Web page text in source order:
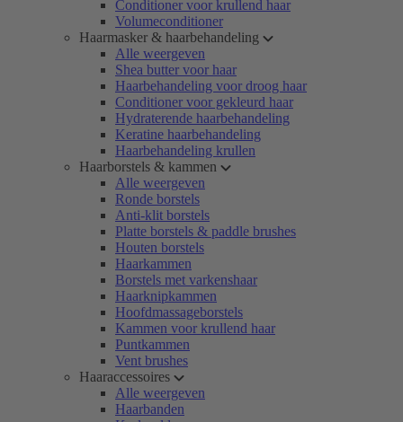
Conditioner voor krullend haar
Volumeconditioner
Haarmasker & haarbehandeling
Alle weergeven
Shea butter voor haar
Haarbehandeling voor droog haar
Conditioner voor gekleurd haar
Hydraterende haarbehandeling
Keratine haarbehandeling
Haarbehandeling krullen
Haarborstels & kammen
Alle weergeven
Ronde borstels
Anti-klit borstels
Platte borstels & paddle brushes
Houten borstels
Haarkammen
Borstels met varkenshaar
Haarknipkammen
Hoofdmassageborstels
Kammen voor krullend haar
Puntkammen
Vent brushes
Haaraccessoires
Alle weergeven
Haarbanden